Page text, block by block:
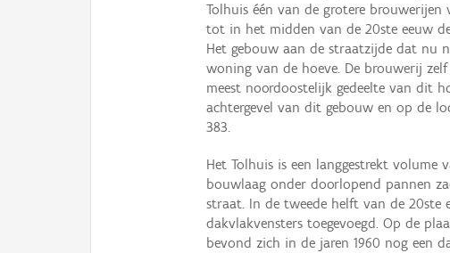
Tolhuis één van de grotere
tot in het midden van de 20ste eeuw
Het gebouw aan de straatzijde dat nu
woning van de hoeve. De brouwerij
meest noordoostelijk gedeelte van dit
achtergevel van dit gebouw en op de
383.
Het Tolhuis is een langgestrekt volume
bouwlaag onder doorlopend pannen
straat. In de tweede helft van de 20ste
dakvlakvensters toegevoegd. Op de
bevond zich in de jaren 1960 nog een